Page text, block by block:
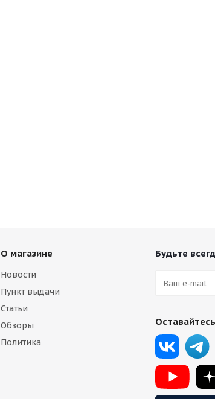
О магазине
Новости
Пункт выдачи
Статьи
Обзоры
Политика
Будьте